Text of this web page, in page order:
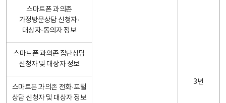
3년
스마트폰 과의존
가정방문상담 신청자·
대상자·동의자 정보
스마트폰 과의존 집단상담
신청자 및 대상자 정보
스마트폰 과의존 전화·포털
상담 신청자 및 대상자 정보